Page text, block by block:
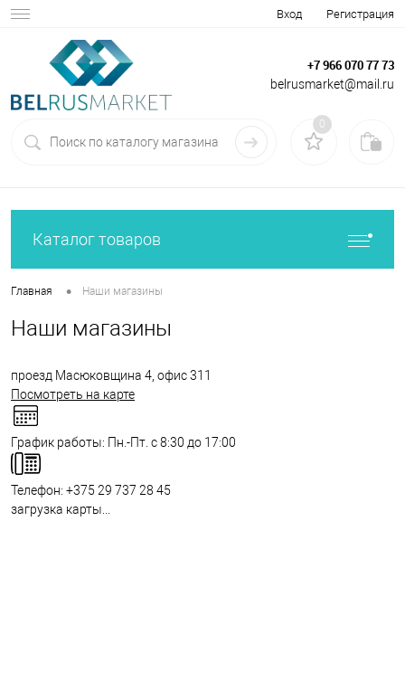
Вход Регистрация
+7 966 070 77 73
belrusmarket@mail.ru
0
Каталог товаров
Главная • Наши магазины
Наши магазины
проезд Масюковщина 4, офис 311
Посмотреть на карте
График работы: Пн.-Пт. с 8:30 до 17:00
Телефон: +375 29 737 28 45
загрузка карты...